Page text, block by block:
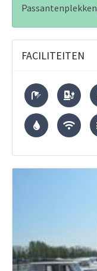
Passantenplekken
FACILITEITEN